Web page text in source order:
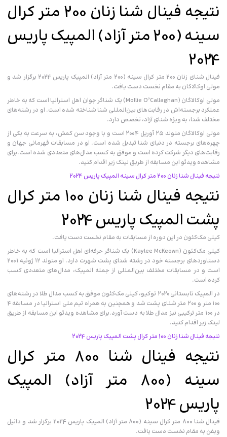
نتیجه فینال شنا زنان 200 متر کرال
سینه (200 متر آزاد) المپیک پاریس
2024
فینال شنای زنان 200 متر کرال سینه (200 متر آزاد) المپیک پاریس 2024 برگزار شد و
مولی اوکالاگان به مقام نخست دست یافت.
مولی اوکالاگان (Mollie O’Callaghan) یک شناگر جوان اهل استرالیا است که به خاطر
عملکرد برجسته‌اش در رقابت‌های بین‌المللی شنا شناخته شده است. او در رشته‌های
مختلف شنا، به ویژه شنای آزاد، تخصص دارد.
مولی اوکالاگان متولد ۲۵ آوریل ۲۰۰۴ است و با وجود سن کمش، به سرعت به یکی از
چهره‌های برجسته در دنیای شنا تبدیل شده است. او در مسابقات قهرمانی جهان و
رقابت‌های دیگر شرکت کرده است و موفق به کسب مدال‌های متعددی شده است.برای
مشاهده ویدئو این مسابقه از طریق لینک زیر اقدام کنید.
نتیجه فینال شنا زنان 200 متر کرال سینه المپیک پاریس 2024
نتیجه فینال شنا زنان 100 متر کرال
پشت المپیک پاریس 2024
کیلی مک‌کئون در این دوره از مسابقات به مقام نخست دست یافت.
کیلی مک‌کئون (Kaylee McKeown) یک شناگر حرفه‌ای اهل استرالیا است که به خاطر
دستاوردهای برجسته خود در رشته شنای پشت شهرت دارد. او متولد ۱۲ ژوئیه ۲۰۰۱
است و در مسابقات مختلف بین‌المللی از جمله المپیک، مدال‌های متعددی کسب
کرده است.
در المپیک تابستانی ۲۰۲۰ توکیو، کیلی مک‌کئون موفق به کسب مدال طلا در رشته‌های
۱۰۰ متر و ۲۰۰ متر شنای پشت شد و همچنین به همراه تیم ملی استرالیا در مسابقه ۴
در ۱۰۰ متر ترکیبی نیز مدال طلا به دست آورد.برای مشاهده ویدئو این مسابقه از طریق
لینک زیر اقدام کنید.
نتیجه فینال شنا زنان 100 متر کرال پشت المپیک پاریس 2024
نتیجه فینال شنا 800 متر کرال
سینه (800 متر آزاد) المپیک
پاریس 2024
فینال شنا 800 متر کرال سینه (800 متر آزاد) المپیک پاریس 2024 برگزار شد و دانیل
ویفن به مقام نخست دست یافت.